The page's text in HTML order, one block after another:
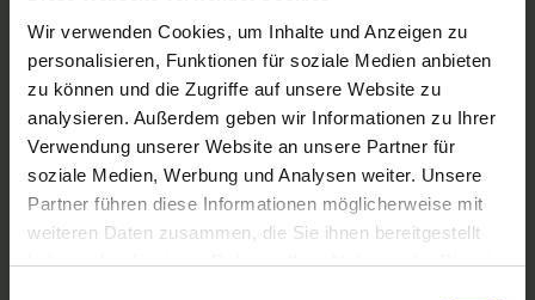
Wir verwenden Cookies, um Inhalte und Anzeigen zu
personalisieren, Funktionen für soziale Medien anbieten
zu können und die Zugriffe auf unsere Website zu
analysieren. Außerdem geben wir Informationen zu Ihrer
Verwendung unserer Website an unsere Partner für
soziale Medien, Werbung und Analysen weiter. Unsere
Partner führen diese Informationen möglicherweise mit
weiteren Daten zusammen, die Sie ihnen bereitgestellt
haben oder die sie im Rahmen Ihrer Nutzung der Dienste
Phoenix Flussreisen
Nicko Cruises Flussreisen
PLANTOURS Kreuzfahrten
AMADEUS Flusskreuzfahrten
1AVista Flussreisen
TOP Reiseziele
Flussreisen Deutschland
Flusskreuzfahrt Frankreich